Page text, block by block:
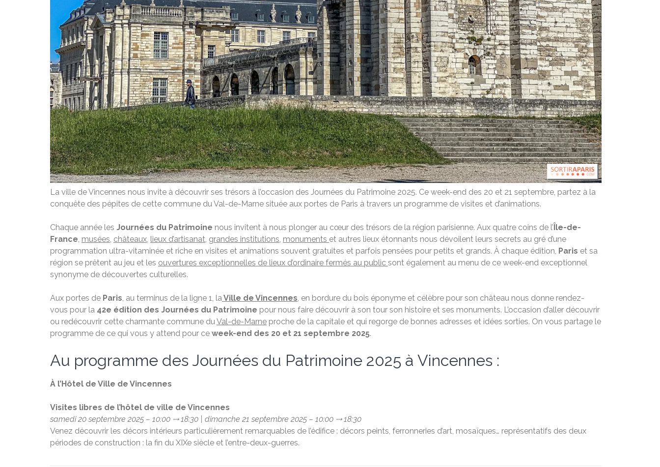
La ville de Vincennes nous invite à découvrir ses trésors à l’occasion des Journées du Patrimoine 2025. Ce week-end des 20 et 21 septembre, partez à la
conquête des pépites de cette commune du Val-de-Marne située aux portes de Paris à travers un programme de visites et d’animations.
Chaque année les Journées du Patrimoine nous invitent à nous plonger au cœur des trésors de la région parisienne. Aux quatre coins de l’Île-de-
France musées, châteaux lieux d’artisanat grandes institutions monuments et autres lieux étonnants nous dévoilent leurs secrets au gré d’une
programmation ultra-vitaminée et riche en visites et animations souvent gratuites et parfois pensées pour petits et grands. À chaque édition, Paris et sa
région se prêtent au jeu et les ouvertures exceptionnelles de lieux d’ordinaire fermés au public sont également au menu de ce week-end exceptionnel
synonyme de découvertes culturelles.
Aux portes de Paris , au terminus de la ligne 1, la Ville de Vincennes , en bordure du bois éponyme et célèbre pour son château nous donne rendez-
vous pour la 42e édition des Journées du Patrimoine pour nous faire découvrir à son tour son histoire et ses monuments. L’occasion d’aller découvrir
ou redécouvrir cette charmante commune du Val-de-Marne proche de la capitale et qui regorge de bonnes adresses et idées sorties. On vous partage le
programme de ce qui vous y attend pour ce week-end des 20 et 21 septembre 2025.
Au programme des Journées du Patrimoine 2025 à Vincennes :
À l’Hôtel de Ville de Vincennes
Visites libres de l’hôtel de ville de Vincennes
samedi 20 septembre 2025 – 10:00 ⤏ 18:30 | dimanche 21 septembre 2025 – 10:00 ⤏ 18:30
Venez découvrir les décors intérieurs particulièrement remarquables de l’édifice : décors peints, ferronneries d’art, mosaïques… représentatifs des deux
périodes de construction : la fin du XIXe siècle et l’entre-deux-guerres.